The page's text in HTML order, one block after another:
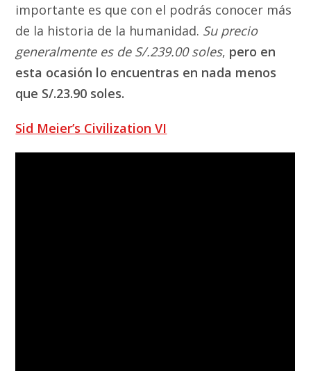
importante es que con el podrás conocer más
de la historia de la humanidad. Su precio
generalmente es de S/.239.00 soles, pero en
esta ocasión lo encuentras en nada menos
que S/.23.90 soles.
Sid Meier’s Civilization VI